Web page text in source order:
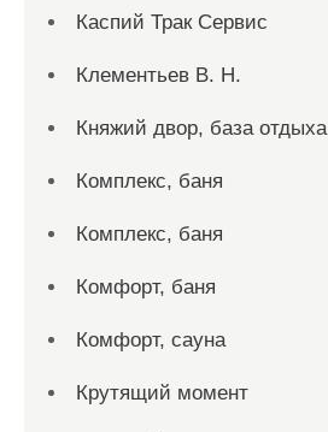
Каспий Трак Сервис
Клементьев В. Н.
Княжий двор, база отдыха
Комплекс, баня
Комплекс, баня
Комфорт, баня
Комфорт, сауна
Крутящий момент